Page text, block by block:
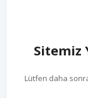
Sitemiz
Lütfen daha